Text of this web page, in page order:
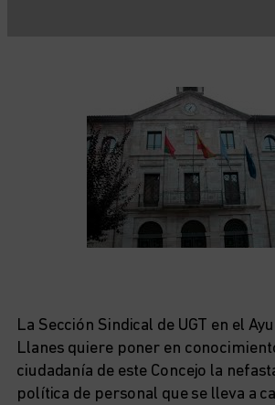
La Sección Sindical de UGT en el
Llanes quiere poner en
ciudadanía de este Concejo la
política de personal que se lleva a